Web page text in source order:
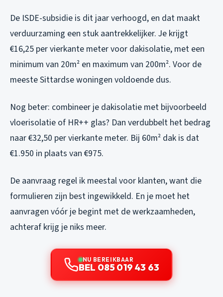
De ISDE-subsidie is dit jaar verhoogd, en dat maakt
verduurzaming een stuk aantrekkelijker. Je krijgt
€16,25 per vierkante meter voor dakisolatie, met een
minimum van 20m² en maximum van 200m². Voor de
meeste Sittardse woningen voldoende dus.
Nog beter: combineer je dakisolatie met bijvoorbeeld
vloerisolatie of HR++ glas? Dan verdubbelt het bedrag
naar €32,50 per vierkante meter. Bij 60m² dak is dat
€1.950 in plaats van €975.
De aanvraag regel ik meestal voor klanten, want die
formulieren zijn best ingewikkeld. En je moet het
aanvragen vóór je begint met de werkzaamheden,
achteraf krijg je niks meer.
NU BEREIKBAAR
BEL 085 019 43 63